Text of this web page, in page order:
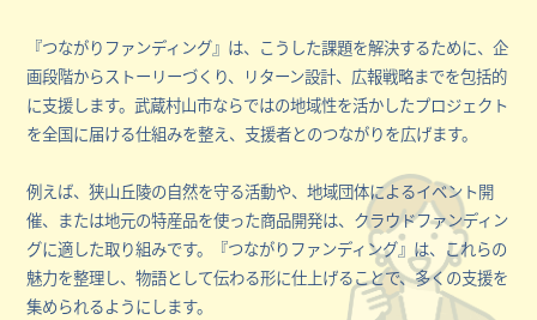
『つながりファンディング』は、こうした課題を解決するために、企
画段階からストーリーづくり、リターン設計、広報戦略までを包括的
に支援します。武蔵村山市ならではの地域性を活かしたプロジェクト
を全国に届ける仕組みを整え、支援者とのつながりを広げます。
例えば、狭山丘陵の自然を守る活動や、地域団体によるイベント開
催、または地元の特産品を使った商品開発は、クラウドファンディン
グに適した取り組みです。『つながりファンディング』は、これらの
魅力を整理し、物語として伝わる形に仕上げることで、多くの支援を
集められるようにします。